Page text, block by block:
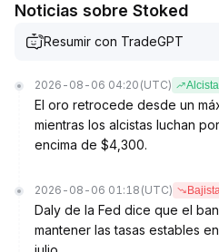
dependiente de la
favorables y la dirección de
Noticias sobre Stoked
Resumir con TradeGPT
2026-08-06 04:20 (UTC) Alcista
El oro retrocede desde un
mientras los alcistas luchan
encima de $4,300.
2026-08-06 01:18 (UTC)
Daly de la Fed dice que el
mantener las tasas estables